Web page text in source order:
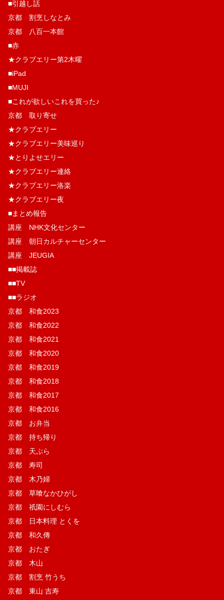
■引越し話
京都 割烹しなとみ
京都 八百一本館
■赤
★クラブエリー第2木曜
■iPad
■MUJI
■これが欲しいこれを買った♪
京都 取り寄せ
★クラブエリー
★クラブエリー美味巡り
★とりよせエリー
★クラブエリー連絡
★クラブエリー洛楽
★クラブエリー夜
■まとめ報告
講座 NHK文化センター
講座 朝日カルチャーセンター
講座 JEUGIA
■■掲載誌
■■TV
■■ラジオ
京都 和食2023
京都 和食2022
京都 和食2021
京都 和食2020
京都 和食2019
京都 和食2018
京都 和食2017
京都 和食2016
京都 お弁当
京都 持ち帰り
京都 天ぷら
京都 寿司
京都 木乃婦
京都 草喰なかひがし
京都 祇園にしむら
京都 日本料理 とくを
京都 和久傳
京都 おたぎ
京都 木山
京都 割烹 竹うち
京都 東山 吉寿